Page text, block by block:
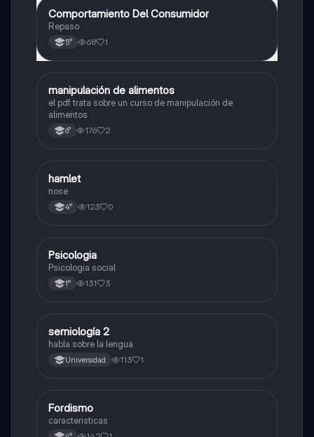
Otros
Comportamiento Del Consumidor
Repaso
5° 68 1
Otros
manipulación de alimentos
el pdf trata sobre un curso de manipulación de
alimentos
6° 176 2
Otros
hamlet
nose
4° 123 0
Otros
Psicologia
Psicologia social
1° 131 3
Otros
semiología 2
habla sobre la lengua
Universidad 113 1
Otros
Fordismo
caracteristicas